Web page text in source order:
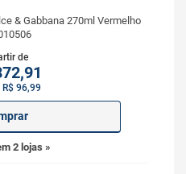
& Gabbana 270ml Vermelho
de
96,99
2 lojas »